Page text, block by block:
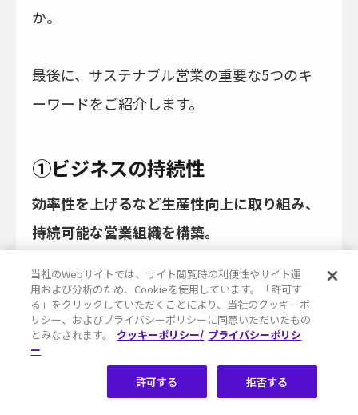
か。
最後に、サステナブル営業の重要な5つのキ
ーワードをご紹介します。
①ビジネスの持続性
効率性を上げるなど生産性向上に取り組み、
持続可能な営業組織を構築。
営業生産性は以下の公式で表すため、各要素
を効率よく増加させていくことが生産性向上
につながります。
当社のWebサイトでは、サイト閲覧時の利便性やサイト運
用および分析のため、Cookieを使用しています。「許可す
る」をクリックしていただくことにより、当社のクッキーポ
リシー、およびプライバシーポリシーに同意いただいたもの
とみなされます。
クッキーポリシー/ プライバシーポリシ
ー
拒否する
許可する